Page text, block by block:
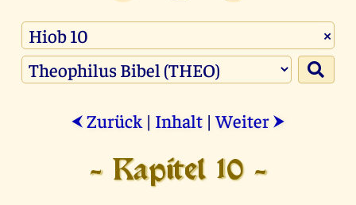
×
⮜ Zurück | Inhalt |Weiter ⮞
- Kapitel 10 -